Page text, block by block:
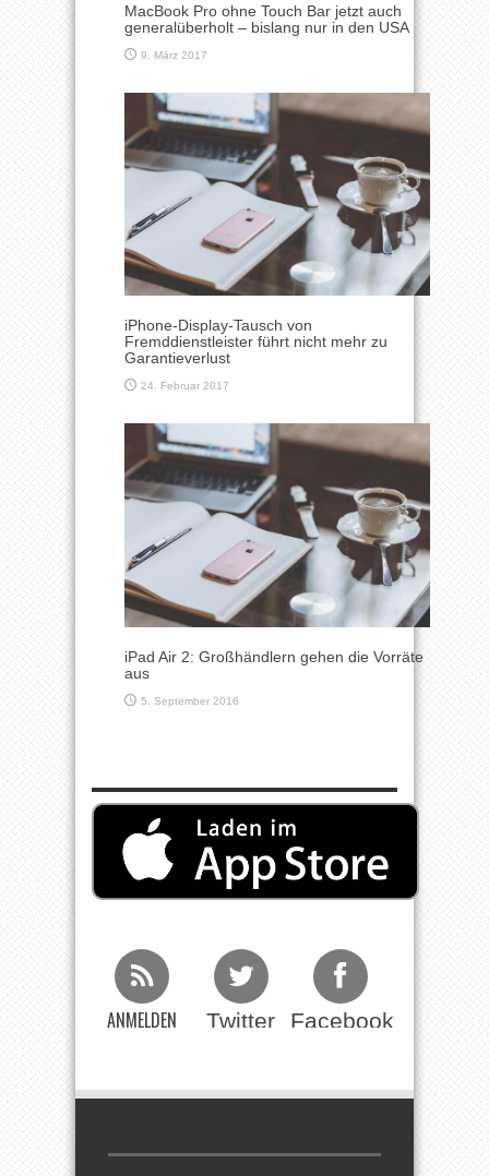
MacBook Pro ohne Touch Bar jetzt auch
generalüberholt – bislang nur in den USA
9. März 2017
iPhone-Display-Tausch von
Fremddienstleister führt nicht mehr zu
Garantieverlust
24. Februar 2017
iPad Air 2: Großhändlern gehen die Vorräte
aus
5. September 2016
ANMELDEN Twitter Facebook